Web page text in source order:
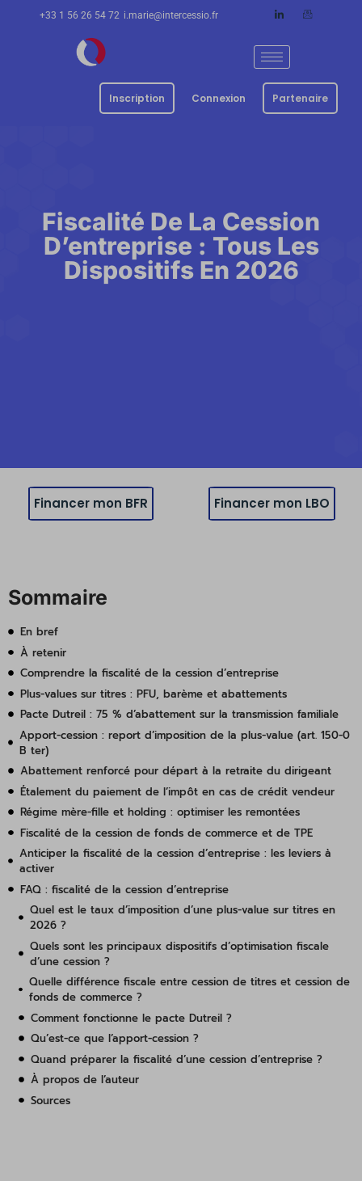
+33 1 56 26 54 72 i.marie@intercessio.fr
Inscription Connexion Partenaire
Fiscalité De La Cession
D’entreprise : Tous Les
Dispositifs En 2026
Financer mon BFR Financer mon LBO
Sommaire
En bref
À retenir
Comprendre la fiscalité de la cession d’entreprise
Plus-values sur titres : PFU, barème et abattements
Pacte Dutreil : 75 % d’abattement sur la transmission familiale
Apport-cession : report d’imposition de la plus-value (art. 150-0
B ter)
Abattement renforcé pour départ à la retraite du dirigeant
Étalement du paiement de l’impôt en cas de crédit vendeur
Régime mère-fille et holding : optimiser les remontées
Fiscalité de la cession de fonds de commerce et de TPE
Anticiper la fiscalité de la cession d’entreprise : les leviers à
activer
FAQ : fiscalité de la cession d’entreprise
Quel est le taux d’imposition d’une plus-value sur titres en
2026 ?
Quels sont les principaux dispositifs d’optimisation fiscale
d’une cession ?
Quelle différence fiscale entre cession de titres et cession de
fonds de commerce ?
Comment fonctionne le pacte Dutreil ?
Qu’est-ce que l’apport-cession ?
Quand préparer la fiscalité d’une cession d’entreprise ?
À propos de l’auteur
Sources